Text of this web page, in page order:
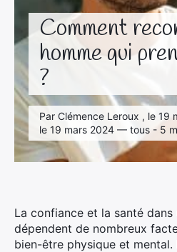
Comment
homme qui
?
Par Clémence Leroux , le 19
le 19 mars 2024 — tous - 5
La confiance et la santé
dépendent de nombreux
bien-être physique et